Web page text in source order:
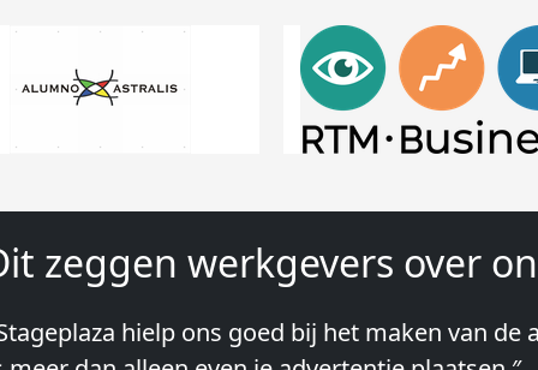
zeggen werkgevers over
hielp ons goed bij het maken van de
hebben in ieder geval prima ervaringen met